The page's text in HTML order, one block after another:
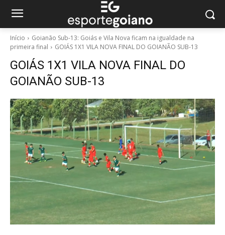
Início
Goianão Sub-13: Goiás e Vila Nova ficam na igualdade na
primeira final
GOIÁS 1X1 VILA NOVA FINAL DO GOIANÃO SUB-13
GOIÁS 1X1 VILA NOVA FINAL DO
GOIANÃO SUB-13